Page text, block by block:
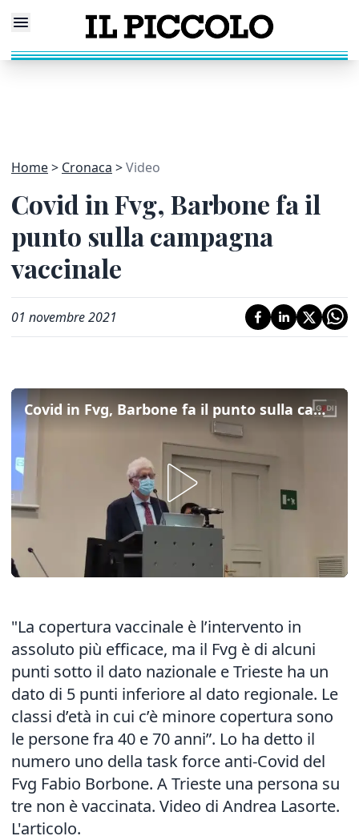
Home Cronaca Video
Covid in Fvg, Barbone fa il
punto sulla campagna
vaccinale
01 novembre 2021
Covid in Fvg, Barbone fa il punto sulla campagna vaccinale
"La copertura vaccinale è l’intervento in
assoluto più efficace, ma il Fvg è di alcuni
punti sotto il dato nazionale e Trieste ha un
dato di 5 punti inferiore al dato regionale. Le
classi d’età in cui c’è minore copertura sono
le persone fra 40 e 70 anni”. Lo ha detto il
numero uno della task force anti-Covid del
Fvg Fabio Borbone. A Trieste una persona su
tre non è vaccinata. Video di Andrea Lasorte.
L'articolo.